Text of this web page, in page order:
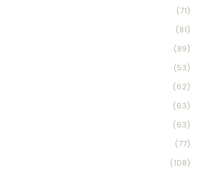
(71)
(81)
(89)
(53)
(62)
(63)
(63)
(77)
(108)